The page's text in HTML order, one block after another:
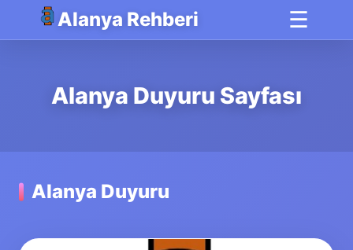
Alanya Rehberi ☰
Alanya Duyuru Sayfası
Alanya Duyuru